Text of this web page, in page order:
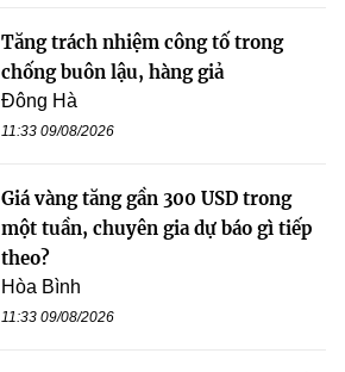
Tăng trách nhiệm công tố trong
chống buôn lậu, hàng giả
Đông Hà
11:33 09/08/2026
Giá vàng tăng gần 300 USD trong
một tuần, chuyên gia dự báo gì tiếp
theo?
Hòa Bình
11:33 09/08/2026